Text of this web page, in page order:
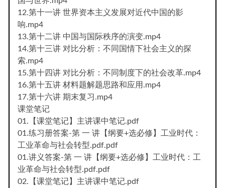
12.第十一讲 世界资本主义发展对近代中国的影
响.mp4
13.第十二讲 中国与国际秩序的演变.mp4
14.第十三讲 对比分析：不同国情下社会主义的探
索.mp4
15.第十四讲 对比分析：不同制度下的社会改革.mp4
16.第十五讲 材料题解题思路和应用.mp4
17.第十六讲 期末复习.mp4
课堂笔记
01.【课堂笔记】主讲课中笔记.pdf
01.练习册答案-第 一 讲【纲要+选必修】工业时代：
工业革命与社会转型.pdf.pdf
01.讲义答案-第 一 讲【纲要+选必修】工业时代：工
业革命与社会转型.pdf.pdf
02.【课堂笔记】主讲课中笔记.pdf